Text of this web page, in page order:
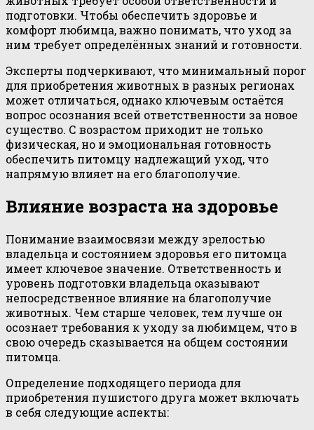
подготовки. Чтобы обеспечить здоровье и
комфорт любимца, важно понимать, что уход за
ним требует определённых знаний и готовности.
Эксперты подчеркивают, что минимальный порог
для приобретения животных в разных регионах
может отличаться, однако ключевым остаётся
вопрос осознания всей ответственности за новое
существо. С возрастом приходит не только
физическая, но и эмоциональная готовность
обеспечить питомцу надлежащий уход, что
напрямую влияет на его благополучие.
Влияние возраста на здоровье
Понимание взаимосвязи между зрелостью
владельца и состоянием здоровья его питомца
имеет ключевое значение. Ответственность и
уровень подготовки владельца оказывают
непосредственное влияние на благополучие
животных. Чем старше человек, тем лучше он
осознает требования к уходу за любимцем, что в
свою очередь сказывается на общем состоянии
питомца.
Определение подходящего периода для
приобретения пушистого друга может включать
в себя следующие аспекты: